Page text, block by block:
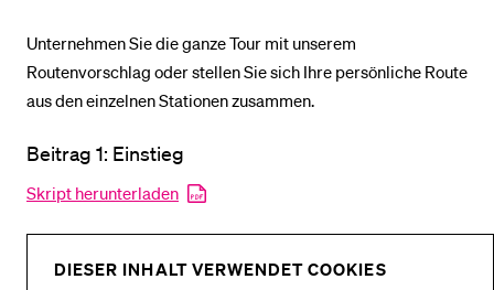
Unternehmen Sie die ganze Tour mit unserem
Routenvorschlag oder stellen Sie sich Ihre persönliche Route
aus den einzelnen Stationen zusammen.
Beitrag 1: Einstieg
Skript herunterladen
DIESER INHALT VERWENDET COOKIES
Medien
Vorlesungsverzeichnis
Bibliothek
Sportangebot
Menuplan Mensa